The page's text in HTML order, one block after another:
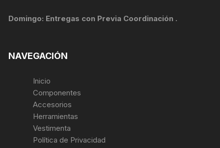
Domingo: Entregas con Previa Coordinación .
NAVEGACIÓN
Inicio
Componentes
Accesorios
Herramientas
Vestimenta
Política de Privacidad